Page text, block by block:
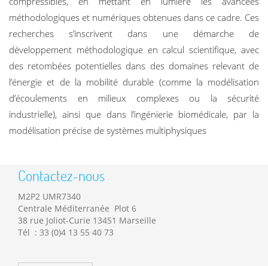
méthodologiques et numériques obtenues dans ce cadre. Ces
recherches s’inscrivent dans une démarche de
développement méthodologique en calcul scientifique, avec
des retombées potentielles dans des domaines relevant de
l’énergie et de la mobilité durable (comme la modélisation
d’écoulements en milieux complexes ou la sécurité
industrielle), ainsi que dans l’ingénierie biomédicale, par la
modélisation précise de systèmes multiphysiques
Contactez-nous
M2P2 UMR7340
Centrale Méditerranée Plot 6
38 rue Joliot-Curie 13451 Marseille
Tél : 33 (0)4 13 55 40 73